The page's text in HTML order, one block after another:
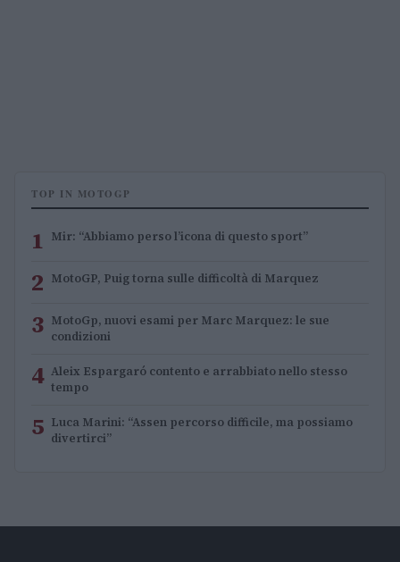
TOP IN MOTOGP
1 Mir: “Abbiamo perso l’icona di questo sport”
2 MotoGP, Puig torna sulle difficoltà di Marquez
3 MotoGp, nuovi esami per Marc Marquez: le sue
condizioni
4 Aleix Espargaró contento e arrabbiato nello stesso
tempo
5 Luca Marini: “Assen percorso difficile, ma possiamo
divertirci”